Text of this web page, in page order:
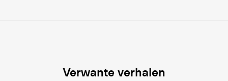
Verwante verhalen